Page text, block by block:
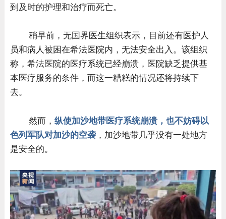
到及时的护理和治疗而死亡。
稍早前，无国界医生组织表示，目前还有医护人
员和病人被困在希法医院内，无法安全出入。该组织
称，希法医院的医疗系统已经崩溃，医院缺乏提供基
本医疗服务的条件，而这一糟糕的情况还将持续下
去。
然而， 纵使加沙地带医疗系统崩溃，也不妨碍以
色列军队对加沙的空袭 ，加沙地带几乎没有一处地方
是安全的。